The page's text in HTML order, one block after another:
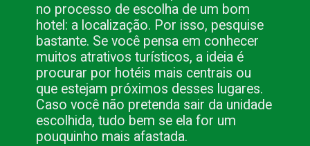
no processo de escolha de um bom
hotel: a localização. Por isso, pesquise
bastante. Se você pensa em conhecer
muitos atrativos turísticos, a ideia é
procurar por hotéis mais centrais ou
que estejam próximos desses lugares.
Caso você não pretenda sair da unidade
escolhida, tudo bem se ela for um
pouquinho mais afastada.